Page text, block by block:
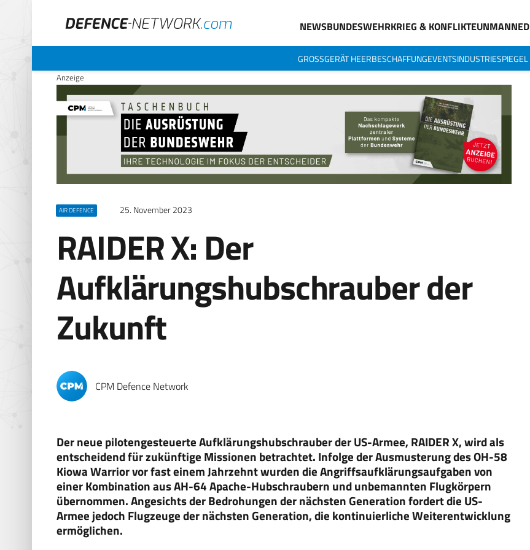
NEWSBUNDESWEHRKRIEG & KONFLIKTEUNMANNED
GROSSGERÄT HEERBESCHAFFUNGEVENTSINDUSTRIESPIEGEL
Anzeige
AIR DEFENCE 25. November 2023
RAIDER X: Der
Aufklärungshubschrauber der
Zukunft
CPM Defence Network
Der neue pilotengesteuerte Aufklärungshubschrauber der US-Armee, RAIDER X, wird als
entscheidend für zukünftige Missionen betrachtet. Infolge der Ausmusterung des OH-58
Kiowa Warrior vor fast einem Jahrzehnt wurden die Angriffsaufklärungsaufgaben von
einer Kombination aus AH-64 Apache-Hubschraubern und unbemannten Flugkörpern
übernommen. Angesichts der Bedrohungen der nächsten Generation fordert die US-
Armee jedoch Flugzeuge der nächsten Generation, die kontinuierliche Weiterentwicklung
ermöglichen.